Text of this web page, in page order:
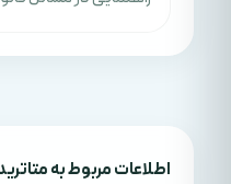
اطلاعات مربوط به